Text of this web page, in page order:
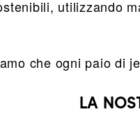
utilizzando
che ogni paio di
LA